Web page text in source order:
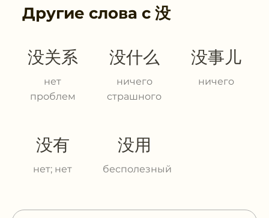
Другие слова с 没
没关系
нет
проблем
没什么
ничего
страшного
没事儿
ничего
没有
нет; нет
没用
бесполезный